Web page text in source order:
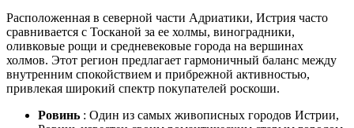
Расположенная в северной части Адриатики, Истрия часто
сравнивается с Тосканой за ее холмы, виноградники,
оливковые рощи и средневековые города на вершинах
холмов. Этот регион предлагает гармоничный баланс между
внутренним спокойствием и прибрежной активностью,
привлекая широкий спектр покупателей роскоши.
Ровинь : Один из самых живописных городов Истрии,